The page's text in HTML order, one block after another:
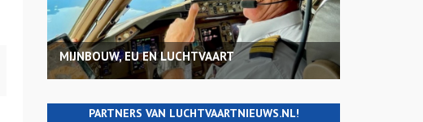
MIJNBOUW, EU EN LUCHTVAART
PARTNERS VAN LUCHTVAARTNIEUWS.NL!